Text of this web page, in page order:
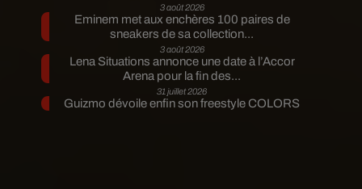
3 août 2026
Eminem met aux enchères 100 paires de
sneakers de sa collection...
3 août 2026
Lena Situations annonce une date à l’Accor
Arena pour la fin des...
31 juillet 2026
Guizmo dévoile enfin son freestyle COLORS